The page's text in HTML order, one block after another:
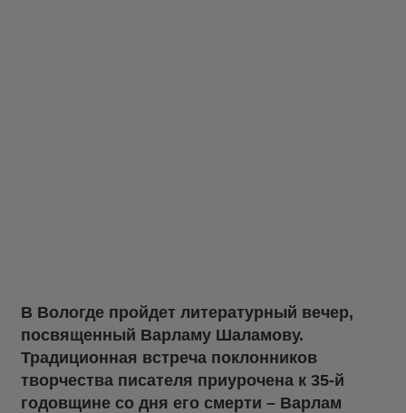
В Вологде пройдет литературный вечер,
посвященный Варламу Шаламову.
Традиционная встреча поклонников
творчества писателя приурочена к 35-й
годовщине со дня его смерти – Варлам